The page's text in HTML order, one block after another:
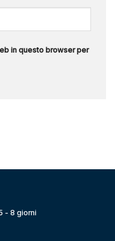
in questo browser per
- 8 giorni